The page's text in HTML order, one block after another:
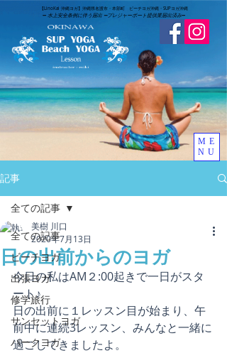
​【LinoKai 沖縄ヨガ】沖縄県名護市・本部町 ビーチヨガ沖縄・SUPヨガ沖縄
➖ 水上安全条例に伴う届出 ➖​プレジャーボート提供業届出済み➖
ME
NU
記事
全ての記事
ビーチヨガ
出張ヨガ
修学旅行
サンセットヨガ
パークヨガ
全ての記事
日の出前からのヨガ
美樹 川口
2020年7月13日
今日の私はAM２:00起きで一日がスタ
ート♪
日の出前に１レッスン目が始まり、午
前中に連続3レッスン、みんなと一緒に
過ごしてきましたよ。